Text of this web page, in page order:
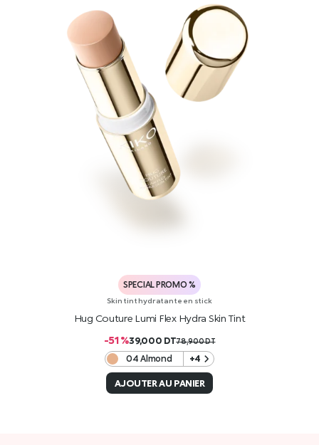
SPECIAL PROMO %
Skin tint hydratante en stick
Hug Couture Lumi Flex Hydra Skin Tint
-51 %39,000 DT78,900DT
04 Almond +4
AJOUTER AU PANIER